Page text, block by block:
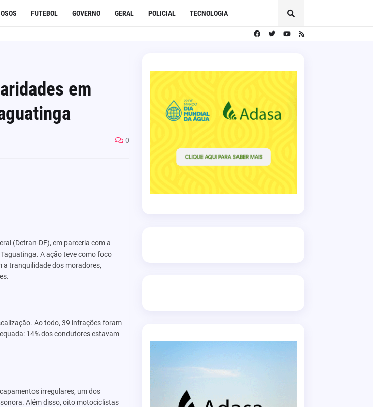
FUTEBOL GOVERNO GERAL POLICIAL TECNOLOGIA
em
0
(Detran-DF), em parceria com a
A ação teve como foco
a tranquilidade dos moradores,
Ao todo, 39 infrações foram
14% dos condutores estavam
irregulares, um dos
Além disso, oito motociclistas